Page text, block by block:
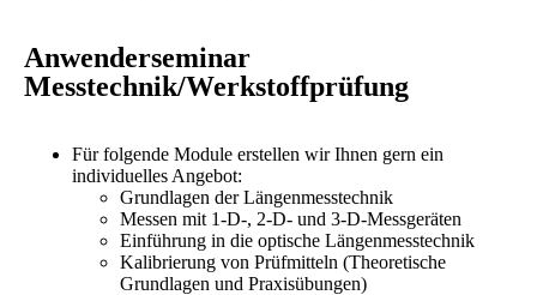
Anwenderseminar
Messtechnik/Werkstoffprüfung
Für folgende Module erstellen wir Ihnen gern ein
individuelles Angebot:
Grundlagen der Längenmesstechnik
Messen mit 1-D-, 2-D- und 3-D-Messgeräten
Einführung in die optische Längenmesstechnik
Kalibrierung von Prüfmitteln (Theoretische
Grundlagen und Praxisübungen)